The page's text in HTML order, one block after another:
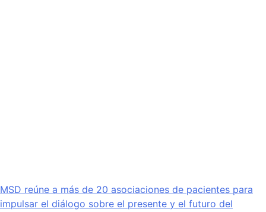
MSD reúne a más de 20 asociaciones de pacientes para
impulsar el diálogo sobre el presente y el futuro del